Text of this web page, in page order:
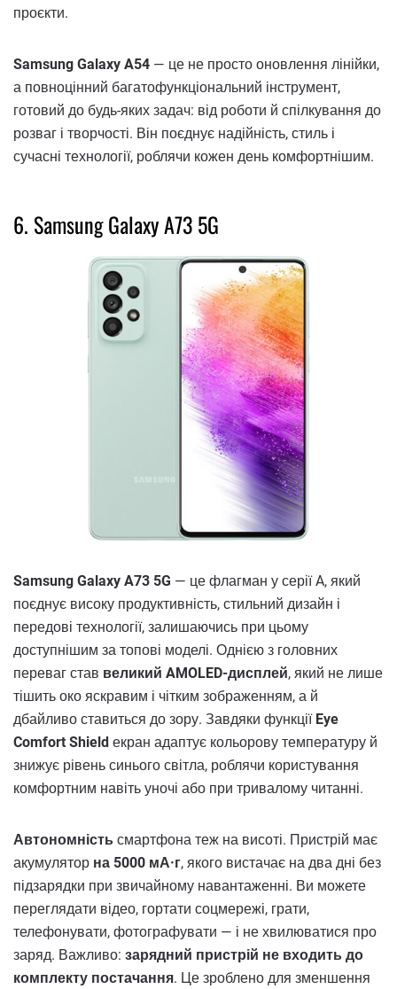
проєкти.
Samsung Galaxy A54 — це не просто оновлення лінійки,
а повноцінний багатофункціональний інструмент,
готовий до будь-яких задач: від роботи й спілкування до
розваг і творчості. Він поєднує надійність, стиль і
сучасні технології, роблячи кожен день комфортнішим.
6. Samsung Galaxy A73 5G
Samsung Galaxy A73 5G — це флагман у серії A, який
поєднує високу продуктивність, стильний дизайн і
передові технології, залишаючись при цьому
доступнішим за топові моделі. Однією з головних
переваг став великий AMOLED-дисплей, який не лише
тішить око яскравим і чітким зображенням, а й
дбайливо ставиться до зору. Завдяки функції Eye
Comfort Shield екран адаптує кольорову температуру й
знижує рівень синього світла, роблячи користування
комфортним навіть уночі або при тривалому читанні.
Автономність смартфона теж на висоті. Пристрій має
акумулятор на 5000 мА·г, якого вистачає на два дні без
підзарядки при звичайному навантаженні. Ви можете
переглядати відео, гортати соцмережі, грати,
телефонувати, фотографувати — і не хвилюватися про
заряд. Важливо: зарядний пристрій не входить до
комплекту постачання. Це зроблено для зменшення